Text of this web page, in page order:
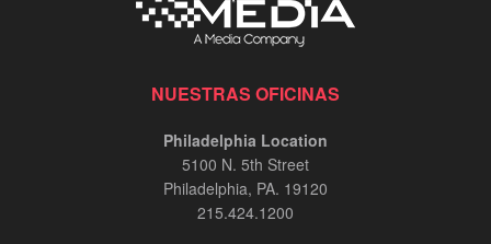
NUESTRAS OFICINAS
Philadelphia Location
5100 N. 5th Street
Philadelphia, PA. 19120
215.424.1200